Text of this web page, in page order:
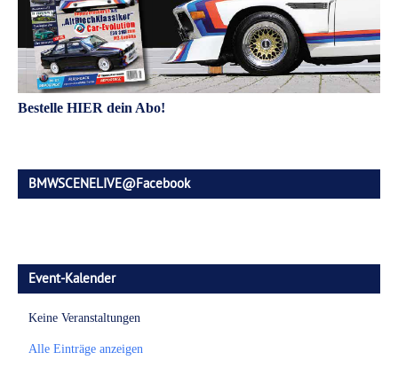
Bestelle HIER dein Abo!
BMWSCENELIVE@Facebook
Event-Kalender
Keine Veranstaltungen
Alle Einträge anzeigen